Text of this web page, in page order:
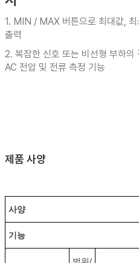
1. MIN / MAX 버튼으로 최대값, 최
출력
2. 복잡한 신호 또는 비선형 부하
AC 전압 및 전류 측정 기능
제품 사양
사양
기능